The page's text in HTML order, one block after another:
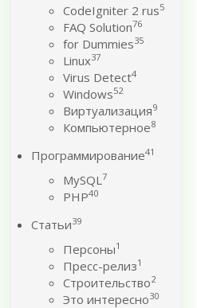
CodeIgniter 2 rus5
FAQ Solution76
for Dummies35
Linux37
Virus Detect4
Windows52
Виртуализация9
Компьютерное8
Программирование41
MySQL7
PHP40
Статьи39
Персоны1
Пресс-релиз1
Строительство2
Это интересно30